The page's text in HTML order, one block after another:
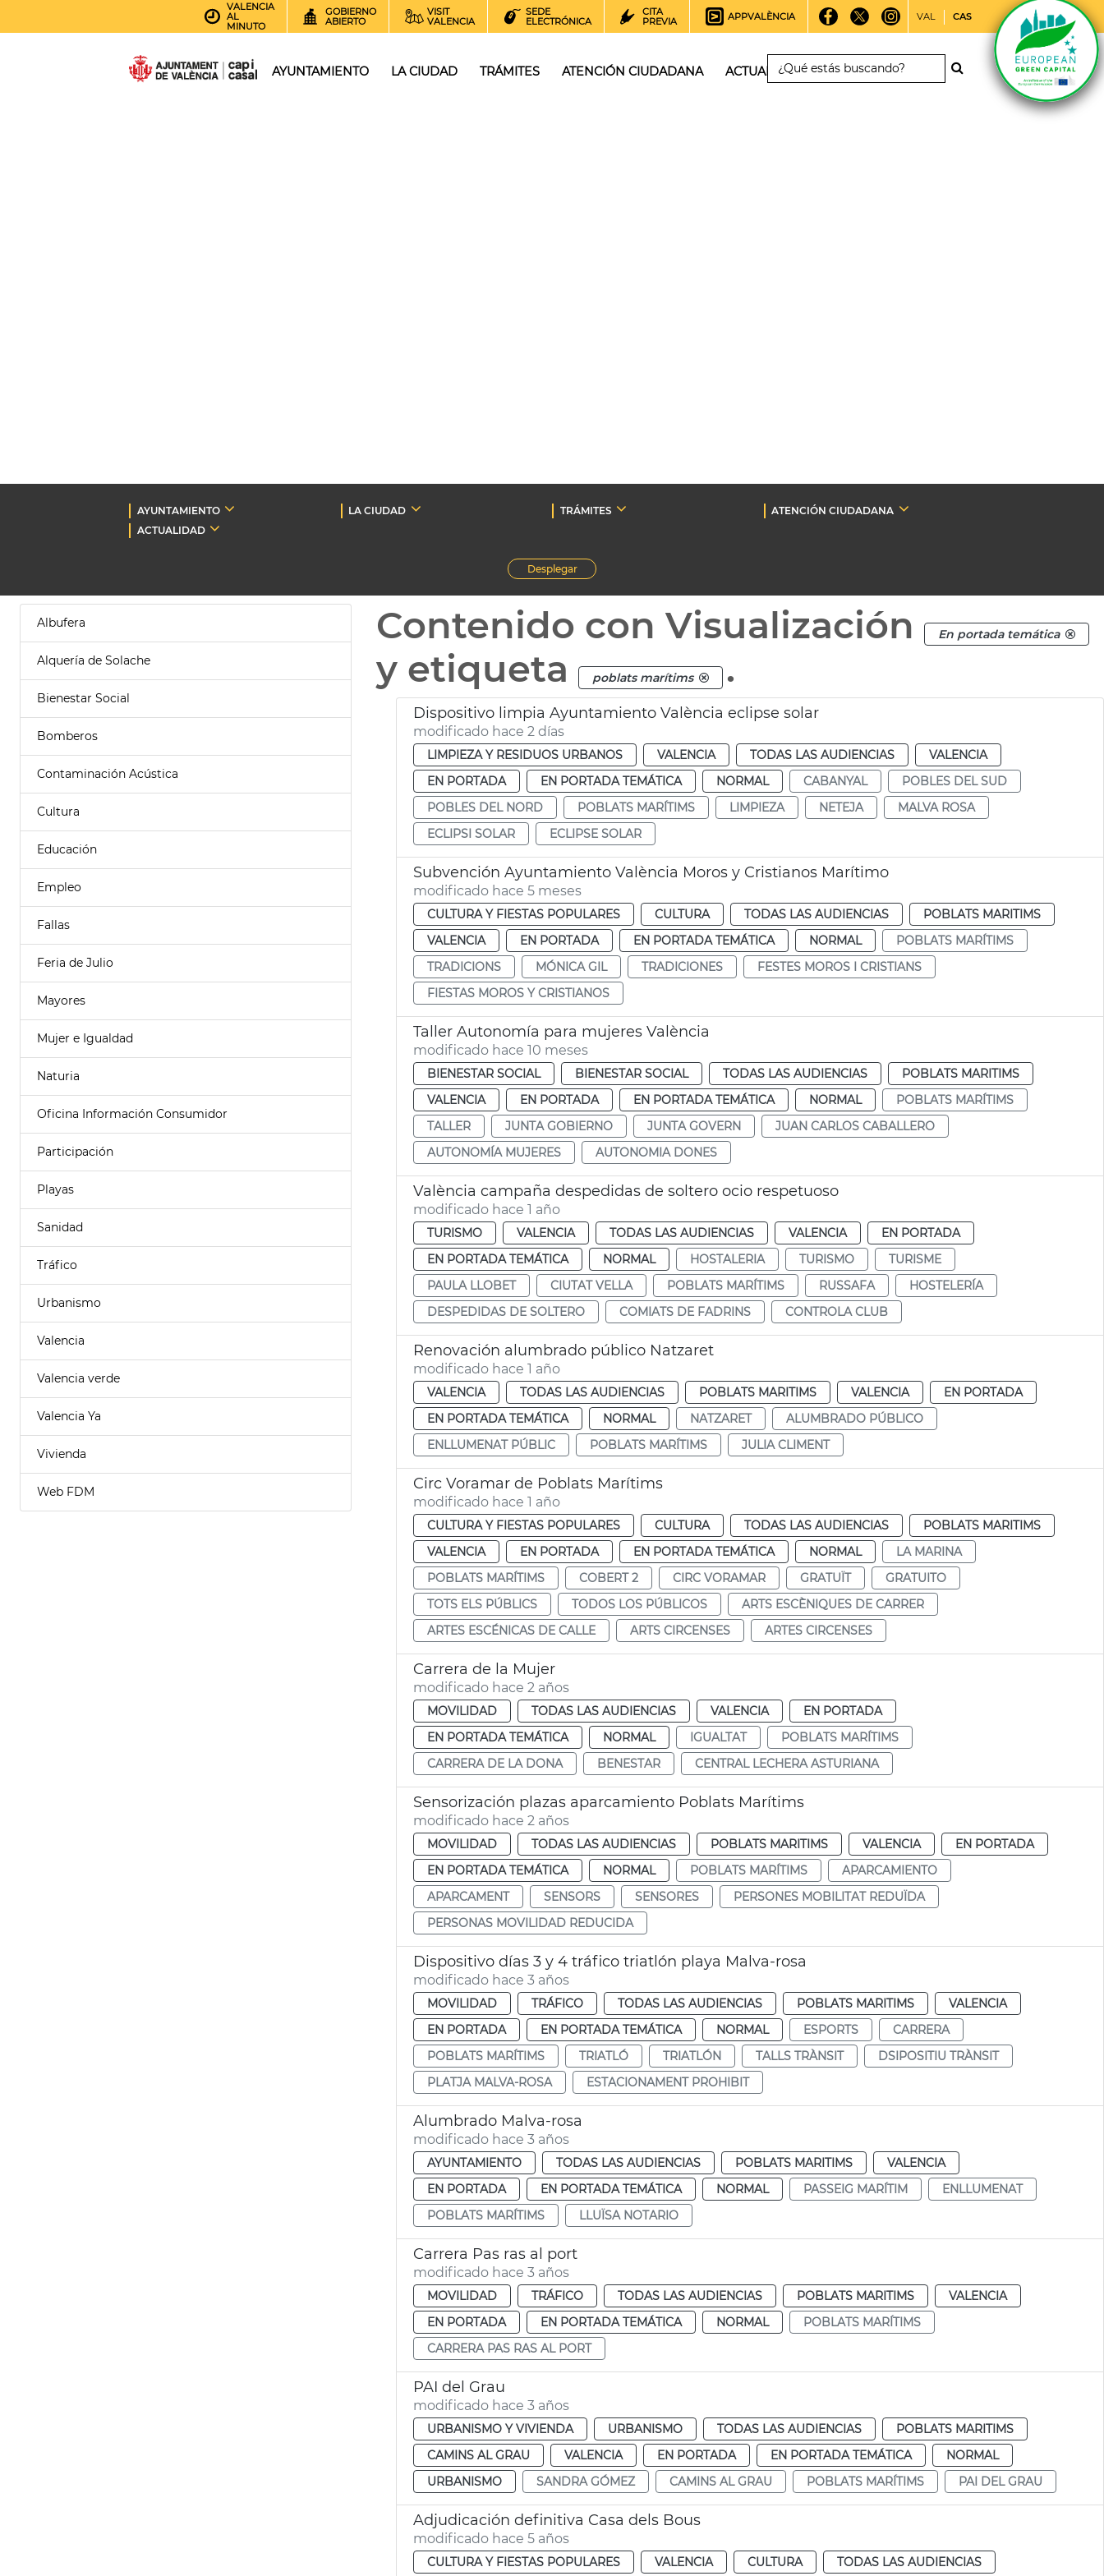
VALENCIA
AL
MINUTO
GOBIERNO
ABIERTO
VISIT
VALENCIA
SEDE
ELECTRÓNICA
CITA
PREVIA
APPVALÈNCIA VAL CAS
AYUNTAMIENTO LA CIUDAD TRÁMITES ATENCIÓN CIUDADANA ACTUALIDAD
AYUNTAMIENTO LA CIUDAD TRÁMITES
ATENCIÓN CIUDADANA
ACTUALIDAD
Desplegar
Albufera
Alquería de Solache
Bienestar Social
Bomberos
Contaminación Acústica
Cultura
Educación
Empleo
Fallas
Feria de Julio
Mayores
Mujer e Igualdad
Naturia
Oficina Información Consumidor
Participación
Playas
Sanidad
Tráfico
Urbanismo
Valencia
Valencia verde
Valencia Ya
Vivienda
Web FDM
Contenido con Visualización En portada temática
y etiqueta poblats marítims .
Dispositivo limpia Ayuntamiento València eclipse solar
modificado hace 2 días
LIMPIEZA Y RESIDUOS URBANOS VALENCIA TODAS LAS AUDIENCIAS
VALENCIA
EN PORTADA
EN PORTADA TEMÁTICA NORMAL CABANYAL
POBLES DEL SUD
POBLES DEL NORD
POBLATS MARÍTIMS LIMPIEZA NETEJA
MALVA ROSA
ECLIPSI SOLAR
ECLIPSE SOLAR
Subvención Ayuntamiento València Moros y Cristianos Marítimo
modificado hace 5 meses
CULTURA Y FIESTAS POPULARES CULTURA TODAS LAS AUDIENCIAS
POBLATS MARITIMS
VALENCIA
EN PORTADA EN PORTADA TEMÁTICA NORMAL
POBLATS MARÍTIMS
TRADICIONS
MÓNICA GIL TRADICIONES
FESTES MOROS I CRISTIANS
FIESTAS MOROS Y CRISTIANOS
Taller Autonomía para mujeres València
modificado hace 10 meses
BIENESTAR SOCIAL BIENESTAR SOCIAL TODAS LAS AUDIENCIAS
POBLATS MARITIMS
VALENCIA
EN PORTADA EN PORTADA TEMÁTICA NORMAL
POBLATS MARÍTIMS
TALLER
JUNTA GOBIERNO JUNTA GOVERN
JUAN CARLOS CABALLERO
AUTONOMÍA MUJERES
AUTONOMIA DONES
València campaña despedidas de soltero ocio respetuoso
modificado hace 1 año
TURISMO VALENCIA TODAS LAS AUDIENCIAS VALENCIA
EN PORTADA
EN PORTADA TEMÁTICA
NORMAL HOSTALERIA TURISMO
TURISME
PAULA LLOBET
CIUTAT VELLA POBLATS MARÍTIMS RUSSAFA
HOSTELERÍA
DESPEDIDAS DE SOLTERO
COMIATS DE FADRINS CONTROLA CLUB
Renovación alumbrado público Natzaret
modificado hace 1 año
VALENCIA TODAS LAS AUDIENCIAS POBLATS MARITIMS VALENCIA
EN PORTADA
EN PORTADA TEMÁTICA
NORMAL NATZARET
ALUMBRADO PÚBLICO
ENLLUMENAT PÚBLIC
POBLATS MARÍTIMS JULIA CLIMENT
Circ Voramar de Poblats Marítims
modificado hace 1 año
CULTURA Y FIESTAS POPULARES CULTURA TODAS LAS AUDIENCIAS
POBLATS MARITIMS
VALENCIA
EN PORTADA EN PORTADA TEMÁTICA NORMAL
LA MARINA
POBLATS MARÍTIMS
COBERT 2 CIRC VORAMAR GRATUÏT
GRATUITO
TOTS ELS PÚBLICS
TODOS LOS PÚBLICOS
ARTS ESCÈNIQUES DE CARRER
ARTES ESCÉNICAS DE CALLE
ARTS CIRCENSES ARTES CIRCENSES
Carrera de la Mujer
modificado hace 2 años
MOVILIDAD TODAS LAS AUDIENCIAS VALENCIA
EN PORTADA
EN PORTADA TEMÁTICA
NORMAL IGUALTAT
POBLATS MARÍTIMS
CARRERA DE LA DONA
BENESTAR CENTRAL LECHERA ASTURIANA
Sensorización plazas aparcamiento Poblats Marítims
modificado hace 2 años
MOVILIDAD TODAS LAS AUDIENCIAS POBLATS MARITIMS VALENCIA
EN PORTADA
EN PORTADA TEMÁTICA
NORMAL POBLATS MARÍTIMS
APARCAMIENTO
APARCAMENT
SENSORS SENSORES
PERSONES MOBILITAT REDUÏDA
PERSONAS MOVILIDAD REDUCIDA
Dispositivo días 3 y 4 tráfico triatlón playa Malva-rosa
modificado hace 3 años
MOVILIDAD TRÁFICO TODAS LAS AUDIENCIAS POBLATS MARITIMS
VALENCIA
EN PORTADA
EN PORTADA TEMÁTICA NORMAL ESPORTS
CARRERA
POBLATS MARÍTIMS
TRIATLÓ TRIATLÓN TALLS TRÀNSIT
DSIPOSITIU TRÀNSIT
PLATJA MALVA-ROSA
ESTACIONAMENT PROHIBIT
Alumbrado Malva-rosa
modificado hace 3 años
AYUNTAMIENTO TODAS LAS AUDIENCIAS POBLATS MARITIMS
VALENCIA
EN PORTADA
EN PORTADA TEMÁTICA NORMAL PASSEIG MARÍTIM
ENLLUMENAT
POBLATS MARÍTIMS
LLUÏSA NOTARIO
Carrera Pas ras al port
modificado hace 3 años
MOVILIDAD TRÁFICO TODAS LAS AUDIENCIAS POBLATS MARITIMS
VALENCIA
EN PORTADA
EN PORTADA TEMÁTICA NORMAL
POBLATS MARÍTIMS
CARRERA PAS RAS AL PORT
PAI del Grau
modificado hace 3 años
URBANISMO Y VIVIENDA URBANISMO TODAS LAS AUDIENCIAS
POBLATS MARITIMS
CAMINS AL GRAU
VALENCIA EN PORTADA EN PORTADA TEMÁTICA
NORMAL
URBANISMO
SANDRA GÓMEZ CAMINS AL GRAU POBLATS MARÍTIMS PAI DEL GRAU
Adjudicación definitiva Casa dels Bous
modificado hace 5 años
CULTURA Y FIESTAS POPULARES VALENCIA CULTURA
TODAS LAS AUDIENCIAS